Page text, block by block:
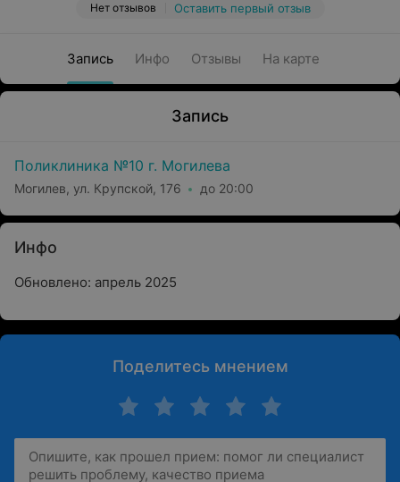
Нет отзывов Оставить первый отзыв
Запись Инфо Отзывы На карте
Запись
Поликлиника №10 г. Могилева
Могилев, ул. Крупской, 176 до 20:00
Инфо
Обновлено: апрель 2025
Поделитесь мнением